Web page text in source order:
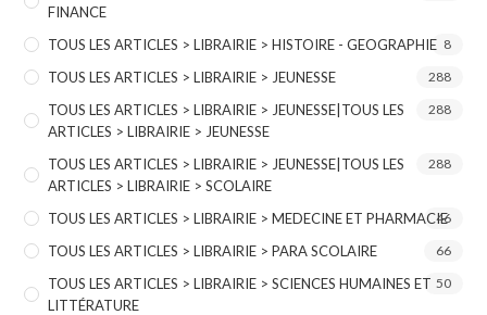
FINANCE
TOUS LES ARTICLES > LIBRAIRIE > HISTOIRE - GEOGRAPHIE 8
TOUS LES ARTICLES > LIBRAIRIE > JEUNESSE 288
TOUS LES ARTICLES > LIBRAIRIE > JEUNESSE|TOUS LES
ARTICLES > LIBRAIRIE > JEUNESSE
288
TOUS LES ARTICLES > LIBRAIRIE > JEUNESSE|TOUS LES
ARTICLES > LIBRAIRIE > SCOLAIRE
288
TOUS LES ARTICLES > LIBRAIRIE > MEDECINE ET PHARMACIE
46
TOUS LES ARTICLES > LIBRAIRIE > PARA SCOLAIRE 66
TOUS LES ARTICLES > LIBRAIRIE > SCIENCES HUMAINES ET
LITTÉRATURE
50